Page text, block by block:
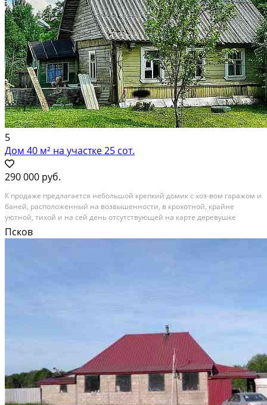
5
Дом 40 м² на участке 25 сот.
290 000 руб.
К продаже предлагается небольшой крепкий домик с хоз-вом гаражом и
баней, расположенный на возвышенности, в крохотной, крайне
уютной, тихой и на сей день отсутствующей на карте деревушке
хуторного типа, состоящей всего из трёх пригодных для проживания
домов, удаленностью всего в одном километре...
Псков